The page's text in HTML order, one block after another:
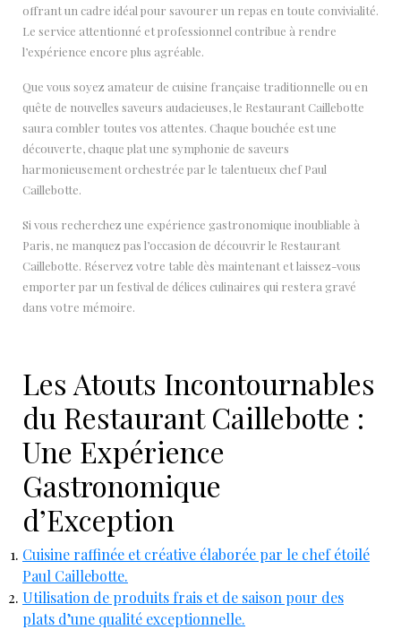
offrant un cadre idéal pour savourer un repas en toute convivialité.
Le service attentionné et professionnel contribue à rendre
l’expérience encore plus agréable.
Que vous soyez amateur de cuisine française traditionnelle ou en
quête de nouvelles saveurs audacieuses, le Restaurant Caillebotte
saura combler toutes vos attentes. Chaque bouchée est une
découverte, chaque plat une symphonie de saveurs
harmonieusement orchestrée par le talentueux chef Paul
Caillebotte.
Si vous recherchez une expérience gastronomique inoubliable à
Paris, ne manquez pas l’occasion de découvrir le Restaurant
Caillebotte. Réservez votre table dès maintenant et laissez-vous
emporter par un festival de délices culinaires qui restera gravé
dans votre mémoire.
Les Atouts Incontournables
du Restaurant Caillebotte :
Une Expérience
Gastronomique
d’Exception
Cuisine raffinée et créative élaborée par le chef étoilé
Paul Caillebotte.
Utilisation de produits frais et de saison pour des
plats d’une qualité exceptionnelle.